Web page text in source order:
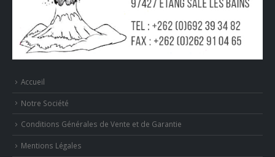
Accueil
Notre Société
Conditions Générales de Vente et de Garantie
Mentions Légales